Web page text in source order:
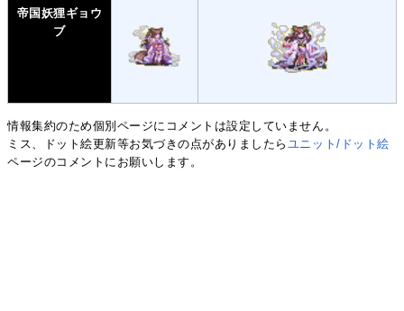
帝国妖狸ギョウ
ブ
情報集約のため個別ページにコメントは設定していません。
ミス、ドット絵更新等お気づきの点がありましたら ユニット/ドット絵
ページのコメントにお願いします。